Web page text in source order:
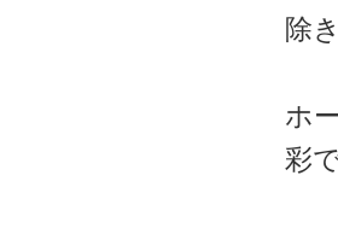
除
ホ
彩